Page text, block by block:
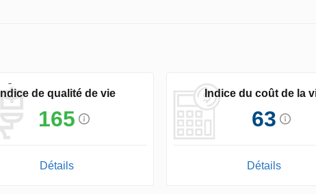
Indice de qualité de vie
165
Détails
Indice du coût de la
63
Détails